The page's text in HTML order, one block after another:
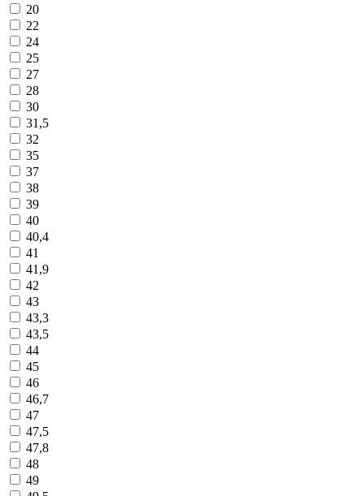
20
22
24
25
27
28
30
31,5
32
35
37
38
39
40
40,4
41
41,9
42
43
43,3
43,5
44
45
46
46,7
47
47,5
47,8
48
49